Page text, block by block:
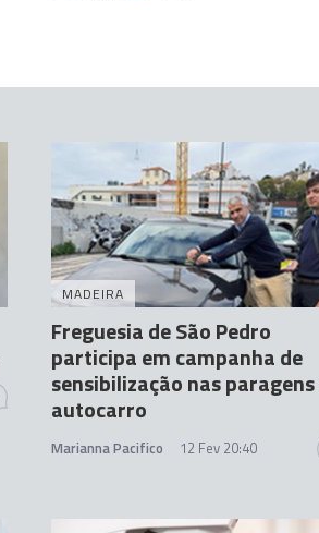
MADEIRA
Freguesia de São Pedro
participa em campanha de
sensibilização nas
autocarro
Marianna Pacifico 12 Fev 20:40